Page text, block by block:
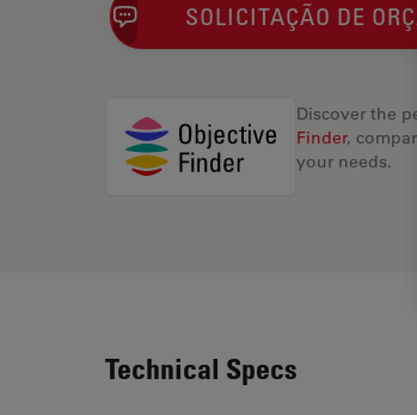
SOLICITAÇÃO DE
Discover the
Finder,
your needs.
Technical Specs